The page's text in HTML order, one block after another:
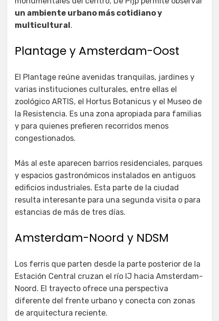
un ambiente urbano más cotidiano y
multicultural.
Plantage y Amsterdam-Oost
El Plantage reúne avenidas tranquilas, jardines y
varias instituciones culturales, entre ellas el
zoológico ARTIS, el Hortus Botanicus y el Museo de
la Resistencia. Es una zona apropiada para familias
y para quienes prefieren recorridos menos
congestionados.
Más al este aparecen barrios residenciales, parques
y espacios gastronómicos instalados en antiguos
edificios industriales. Esta parte de la ciudad
resulta interesante para una segunda visita o para
estancias de más de tres días.
Amsterdam-Noord y NDSM
Los ferris que parten desde la parte posterior de la
Estación Central cruzan el río IJ hacia Amsterdam-
Noord. El trayecto ofrece una perspectiva
diferente del frente urbano y conecta con zonas
de arquitectura reciente.